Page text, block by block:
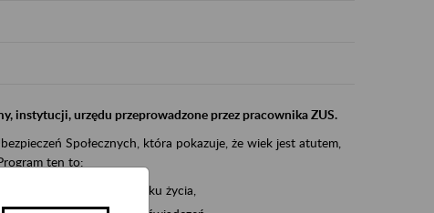
instytucji, urzędu przeprowadzone przez pracownika ZUS.
Społecznych, która pokazuje, że wiek jest atutem,
ten to:
po pięćdziesiątym roku życia,